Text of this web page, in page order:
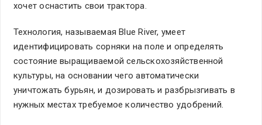
хочет оснастить свои трактора.
Технология, называемая Blue River, умеет
идентифицировать сорняки на поле и определять
состояние выращиваемой сельскохозяйственной
культуры, на основании чего автоматически
уничтожать бурьян, и дозировать и разбрызгивать в
нужных местах требуемое количество удобрений.